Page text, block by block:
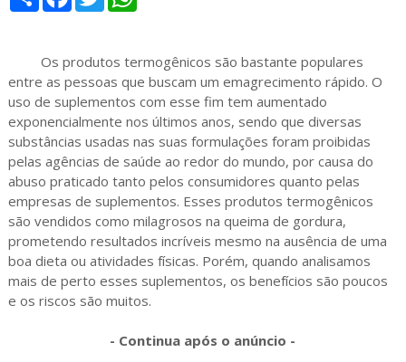
o
o
k
w
e
r
A
p
p
Os produtos termogênicos são bastante populares
entre as pessoas que buscam um emagrecimento rápido. O
uso de suplementos com esse fim tem aumentado
exponencialmente nos últimos anos, sendo que diversas
substâncias usadas nas suas formulações foram proibidas
pelas agências de saúde ao redor do mundo, por causa do
abuso praticado tanto pelos consumidores quanto pelas
empresas de suplementos. Esses produtos termogênicos
são vendidos como milagrosos na queima de gordura,
prometendo resultados incríveis mesmo na ausência de uma
boa dieta ou atividades físicas. Porém, quando analisamos
mais de perto esses suplementos, os benefícios são poucos
e os riscos são muitos.
- Continua após o anúncio -